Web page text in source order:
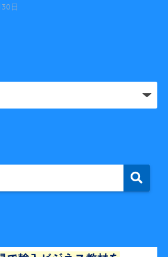
日